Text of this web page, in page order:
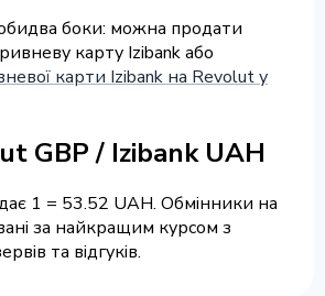
боки: можна продати
карту Izibank або
карти Izibank на Revolut у
GBP / Izibank UAH
1 = 53.52 UAH. Обмінники на
за найкращим курсом з
та відгуків.